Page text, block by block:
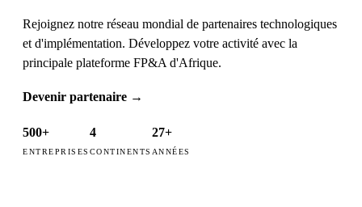
Rejoignez notre réseau mondial de partenaires technologiques
et d'implémentation. Développez votre activité avec la
principale plateforme FP&A d'Afrique.
Devenir partenaire →
500+
ENTREPRISES
4
CONTINENTS
27+
ANNÉES